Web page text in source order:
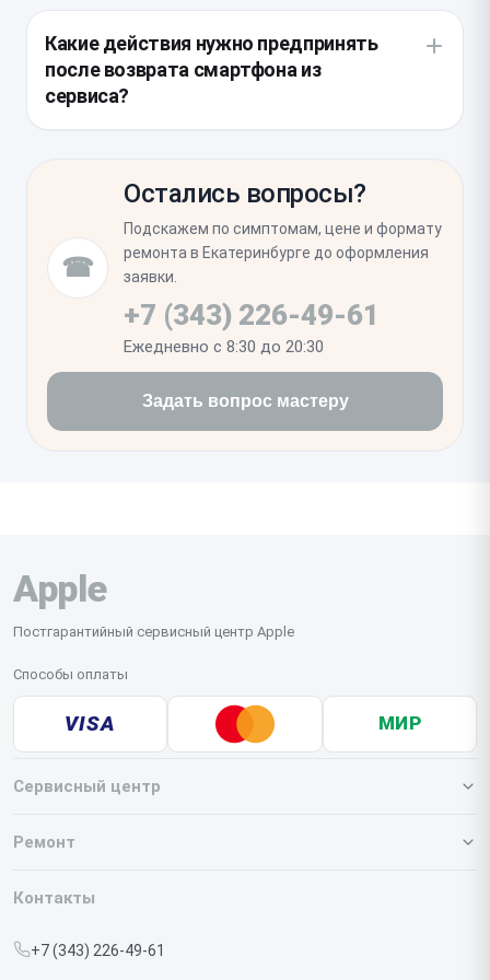
разъемом зарядки. В процессе работы инженер
также проверяет целостность контактных
площадок и состояние близлежащих элементов на
материнской плате.
Какие действия нужно предпринять
после возврата смартфона из
сервиса?
подключении к компьютеру. В течение первых
суток избегайте попадания влаги на устройство,
пока заводская герметизация окончательно не
зафиксируется в исходном состоянии.
☎
Остались вопросы?
Подскажем по симптомам, цене и формату
ремонта в Екатеринбурге до оформления
заявки.
+7 (343) 226-49-61
Ежедневно с 8:30 до 20:30
Задать вопрос мастеру
Apple
Постгарантийный сервисный центр Apple
Способы оплаты
VISA МИР
Сервисный центр
О нашем сервисе
Срочный ремонт
Ремонт
Iphone
Контакты
+7 (343) 226-49-61